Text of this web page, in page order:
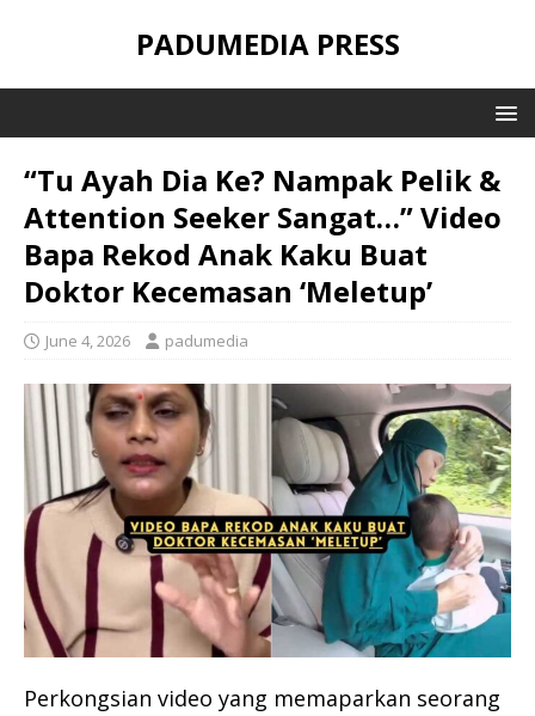
PADUMEDIA PRESS
“Tu Ayah Dia Ke? Nampak Pelik &
Attention Seeker Sangat…” Video
Bapa Rekod Anak Kaku Buat
Doktor Kecemasan ‘Meletup’
June 4, 2026 padumedia
Perkongsian video yang memaparkan seorang